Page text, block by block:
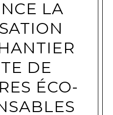
LA
DE
ÉCO-